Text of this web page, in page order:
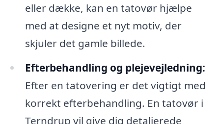
eller dække, kan en tatovør hjælpe
med at designe et nyt motiv, der
skjuler det gamle billede.
Efterbehandling og plejevejledning:
Efter en tatovering er det vigtigt med
korrekt efterbehandling. En tatovør i
Terndrup vil give dig detaljerede